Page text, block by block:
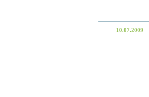
10.07.2009